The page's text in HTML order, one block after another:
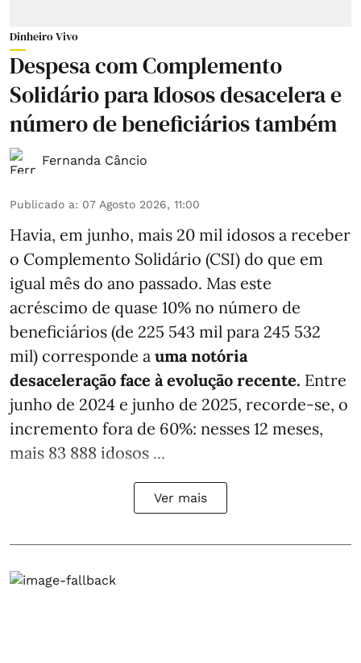
Dinheiro Vivo
Despesa com Complemento
Solidário para Idosos desacelera e
número de beneficiários também
Fernanda Câncio
Publicado a: 07 Agosto 2026, 11:00
Havia, em junho, mais 20 mil idosos a receber
o Complemento Solidário (CSI) do que em
igual mês do ano passado. Mas este
acréscimo de quase 10% no número de
beneficiários (de 225 543 mil para 245 532
mil) corresponde a uma notória
desaceleração face à evolução recente. Entre
junho de 2024 e junho de 2025, recorde-se, o
incremento fora de 60%: nesses 12 meses,
mais 83 888 idosos ...
Ver mais